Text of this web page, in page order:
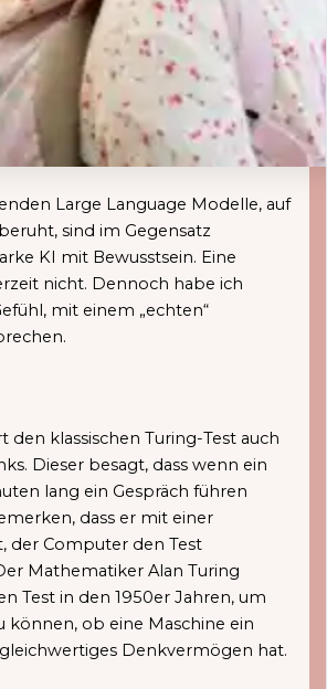
Large Language Modelle, auf
sind im Gegensatz
KI mit Bewusstsein. Eine
nicht. Dennoch habe ich
mit einem „echten“
den klassischen Turing-Test auch
Dieser besagt, dass wenn ein
lang ein Gespräch führen
dass er mit einer
der Computer den Test
Mathematiker Alan Turing
Test in den 1950er Jahren, um
können, ob eine Maschine ein
Denkvermögen hat.